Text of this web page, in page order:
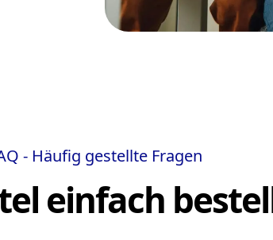
- Häufig gestellte Fragen
einfach